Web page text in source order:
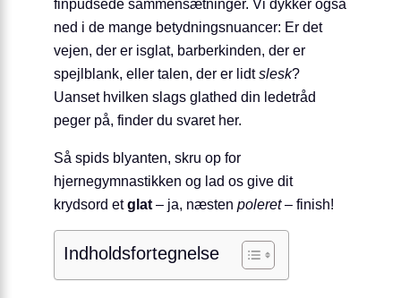
finpudsede sammensætninger. Vi dykker også
ned i de mange betydningsnuancer: Er det
vejen, der er isglat, barberkinden, der er
spejlblank, eller talen, der er lidtslesk?
Uanset hvilken slags glathed din ledetråd
peger på, finder du svaret her.
Så spids blyanten, skru op for
hjernegymnastikken og lad os give dit
krydsord etglat – ja, næsten poleret– finish!
Indholdsfortegnelse